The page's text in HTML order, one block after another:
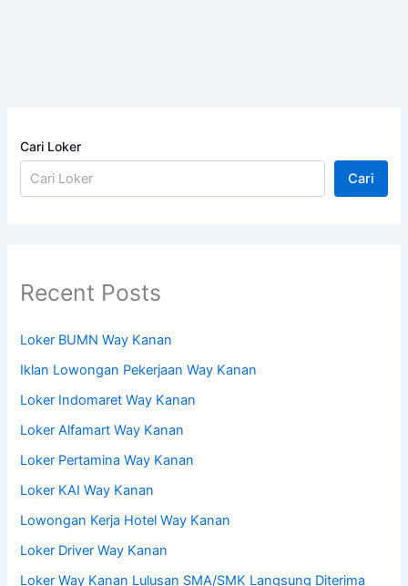
Cari Loker
Cari
Recent Posts
Loker BUMN Way Kanan
Iklan Lowongan Pekerjaan Way Kanan
Loker Indomaret Way Kanan
Loker Alfamart Way Kanan
Loker Pertamina Way Kanan
Loker KAI Way Kanan
Lowongan Kerja Hotel Way Kanan
Loker Driver Way Kanan
Loker Way Kanan Lulusan SMA/SMK Langsung Diterima